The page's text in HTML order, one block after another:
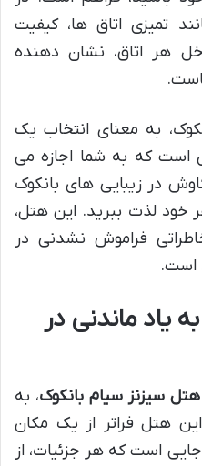
تمیزی اتاق ها، کیفیت
هر اتاق، نشان دهنده
به معنای انتخاب یک
است که به شما اجازه می
در زیبایی های بانکوک
خود لذت ببرید. این هتل،
فراموش نشدنی در
است.
یاد ماندنی در
سیزنز سیام بانکوک، به
هتل فراتر از یک مکان
است که هر جزئیات، از